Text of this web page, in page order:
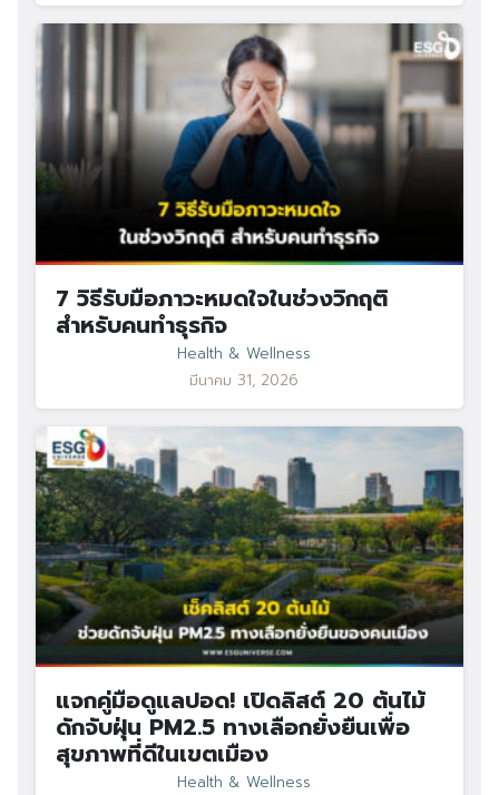
7 วิธีรับมือภาวะหมดใจในช่วงวิกฤติ
สำหรับคนทำธุรกิจ
Health & Wellness
มีนาคม 31, 2026
แจกคู่มือดูแลปอด! เปิดลิสต์ 20 ต้นไม้
ดักจับฝุ่น PM2.5 ทางเลือกยั่งยืนเพื่อ
สุขภาพที่ดีในเขตเมือง
Health & Wellness